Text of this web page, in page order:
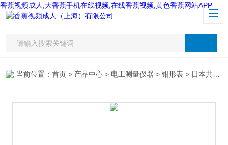
香蕉视频成人,大香蕉手机在线视频,在线香蕉视频,黄色香蕉网站APP
当前位置：首页 > 产品中心 > 电工测量仪器 >钳形表 > 日本共立2002PA钳形表